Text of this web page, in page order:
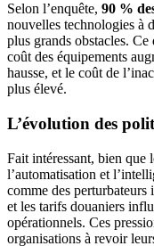
Selon l’enquête, 90 %
nouvelles technologies à
plus grands obstacles.
coût des équipements
hausse, et le coût de
plus élevé.
L’évolution des
Fait intéressant, bien que
l’automatisation et
comme des perturbateurs
et les tarifs douaniers
opérationnels. Ces
organisations à revoir